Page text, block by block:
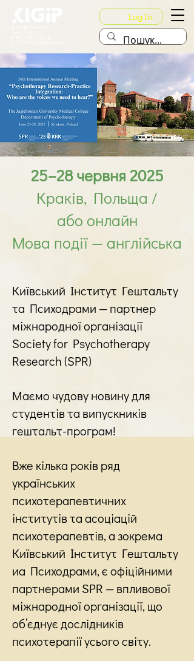
Log In
25–28 червня 2025
Краків, Польща /
або онлайн
Мова події — англійська
Київський Інститут Гештальту
та Психодрами — партнер
міжнародної організації
Society for Psychotherapy
Research (SPR)
Маємо чудову новину для
студентів та випускників
гештальт-програм!
Вже кілька років ряд
українських
психотерапевтичних
інститутів та асоціацій
психотерапевтів, а зокрема
Київський Інститут Гештальту
иа Психодрами, є офіційними
партнерами SPR — впливової
міжнародної організації, що
об’єднує дослідників
психотерапії усього світу.